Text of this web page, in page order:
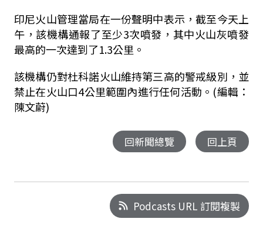
印尼火山管理當局在一份聲明中表示，截至今天上
午，該機構通報了至少3次噴發，其中火山灰噴發
最高的一次達到了1.3公里。
該機構仍對杜科諾火山維持第三高的警戒級別，並
禁止在火山口4公里範圍內進行任何活動。(編輯：
陳文蔚)
回新聞總覽 回上頁
Podcasts URL 訂閱複製